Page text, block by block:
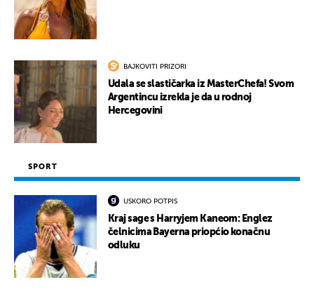
BAJKOVITI PRIZORI
Udala se slastičarka iz MasterChefa! Svom
Argentincu izrekla je da u rodnoj
Hercegovini
SPORT
USKORO POTPIS
Kraj sage s Harryjem Kaneom: Englez
čelnicima Bayerna priopćio konačnu
odluku